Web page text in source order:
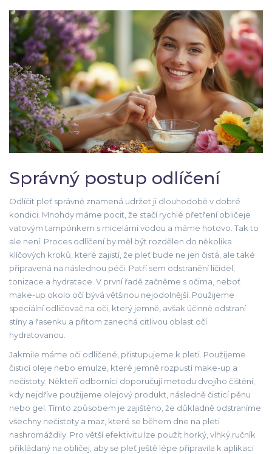
Správný postup odlíčení
Odlíčit pleť správně znamená udržet ji dlouhodobě v dobré
kondici. Mnohdy máme pocit, že stačí rychlé přetření obličeje
vatovým tampónkem s micelární vodou a máme hotovo. Tak to
ale není. Proces odlíčení by měl být rozdělen do několika
klíčových kroků, které zajistí, že pleť bude ne jen čistá, ale také
připravená na následnou péči. Patří sem odstranění líčidel,
tonizace a hydratace. V první řadě začněme s očima, neboť
make-up okolo očí bývá většinou nejodolnější. Použijeme
speciální odličovač na oči, který jemně, avšak účinně odstraní
stíny a řasenku a přitom zanechá citlivou oblast očí
hydratovanou.
Jakmile máme oči odlíčené, přistupujeme k pleti. Použijeme
čisticí oleje nebo emulze, které jemně rozpustí make-up a
nečistoty. Někteří odborníci doporučují metodu dvojího čištění,
kdy nejdříve použijeme olejový produkt, následně čisticí pěnu
nebo gel. Tímto způsobem je zajištěno, že důkladně odstraníme
všechny nečistoty a maz, které se během dne na pleti
nashromáždily. Pro větší efektivitu lze použít horký, vlhký ručník
přikládaný na obličej, aby se pleť ještě lépe připravila k aplikaci